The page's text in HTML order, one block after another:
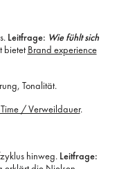
Leitfrage: Wie fühlt sich
bietet Brand experience
Tonalität.
/ Verweildauer.
hinweg. Leitfrage: